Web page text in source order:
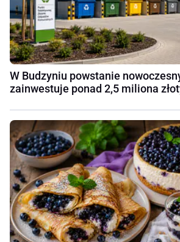
W Budzyniu powstanie
zainwestuje ponad 2,5 miliona